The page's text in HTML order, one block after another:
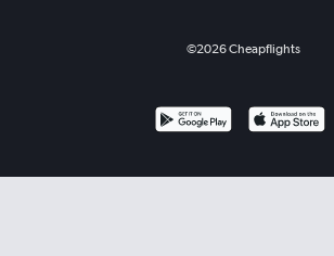
©2026Cheapflights